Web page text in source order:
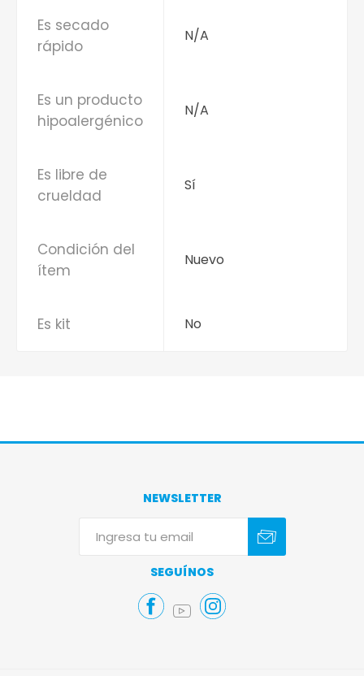
Es secado
rápido
N/A
Es un producto
hipoalergénico
N/A
Es libre de
crueldad
Sí
Condición del
ítem
Nuevo
Es kit No
NEWSLETTER
SEGUÍNOS